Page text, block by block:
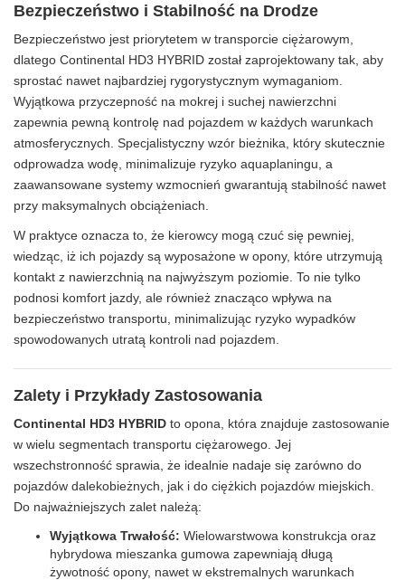
Bezpieczeństwo i Stabilność na Drodze
Bezpieczeństwo jest priorytetem w transporcie ciężarowym,
dlatego Continental HD3 HYBRID został zaprojektowany tak, aby
sprostać nawet najbardziej rygorystycznym wymaganiom.
Wyjątkowa przyczepność na mokrej i suchej nawierzchni
zapewnia pewną kontrolę nad pojazdem w każdych warunkach
atmosferycznych. Specjalistyczny wzór bieżnika, który skutecznie
odprowadza wodę, minimalizuje ryzyko aquaplaningu, a
zaawansowane systemy wzmocnień gwarantują stabilność nawet
przy maksymalnych obciążeniach.
W praktyce oznacza to, że kierowcy mogą czuć się pewniej,
wiedząc, iż ich pojazdy są wyposażone w opony, które utrzymują
kontakt z nawierzchnią na najwyższym poziomie. To nie tylko
podnosi komfort jazdy, ale również znacząco wpływa na
bezpieczeństwo transportu, minimalizując ryzyko wypadków
spowodowanych utratą kontroli nad pojazdem.
Zalety i Przykłady Zastosowania
Continental HD3 HYBRID to opona, która znajduje zastosowanie
w wielu segmentach transportu ciężarowego. Jej
wszechstronność sprawia, że idealnie nadaje się zarówno do
pojazdów dalekobieżnych, jak i do ciężkich pojazdów miejskich.
Do najważniejszych zalet należą:
Wyjątkowa Trwałość: Wielowarstwowa konstrukcja oraz
hybrydowa mieszanka gumowa zapewniają długą
żywotność opony, nawet w ekstremalnych warunkach